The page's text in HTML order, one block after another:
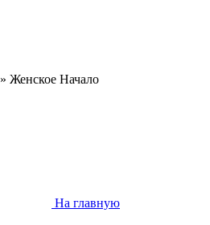
» Женское Начало
На главную